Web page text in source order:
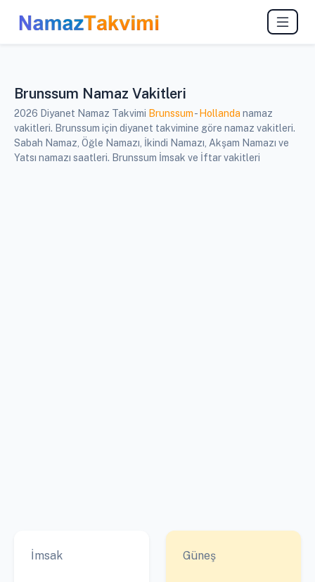
Brunssum Namaz Vakitleri
2026 Diyanet Namaz Takvimi Brunssum- Hollanda namaz
vakitleri. Brunssum için diyanet takvimine göre namaz vakitleri.
Sabah Namaz, Öğle Namazı, İkindi Namazı, Akşam Namazı ve
Yatsı namazı saatleri. Brunssum İmsak ve İftar vakitleri
İmsak Güneş